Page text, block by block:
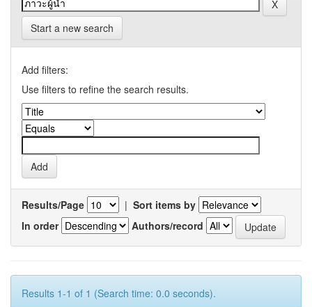
Start a new search
Add filters:
Use filters to refine the search results.
Results/Page | Sort items by
In order
Authors/record
Results 1-1 of 1 (Search time: 0.0 seconds).